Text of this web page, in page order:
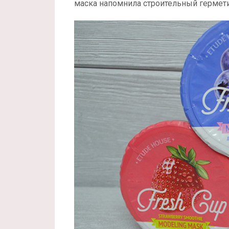
маска напомнила строительный